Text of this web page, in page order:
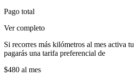
Pago total
Ver completo
Si recorres más kilómetros al mes activa
pagarás una tarifa preferencial de
$480 al mes